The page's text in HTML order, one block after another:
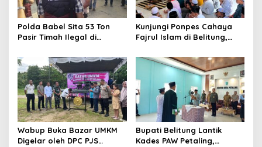
Polda Babel Sita 53 Ton
Pasir Timah Ilegal di
Pelaku Diamankan, Dua
Masih Diburu
Kunjungi Ponpes Cahaya
Fajrul Islam di Belitung,
Komitmen TNI AL Dekat
dengan Rakyat
Wabup Buka Bazar UMKM
Digelar oleh DPC PJS
Bupati Belitung Lantik
Kades PAW Petaling,